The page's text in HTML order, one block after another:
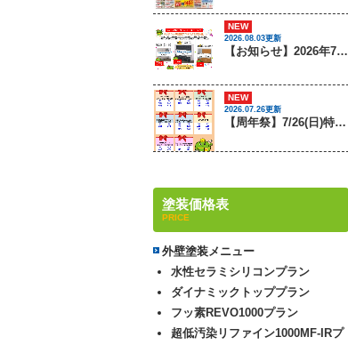
NEW
2026.08.03更新
【お知らせ】2026年7月お客様大感謝祭★キッチン人気投票ランキング 結果発表！
NEW
2026.07.26更新
【周年祭】7/26(日)特価品当選発表！
塗装価格表
PRICE
外壁塗装メニュー
水性セラミシリコンプラン
ダイナミックトッププラン
フッ素REVO1000プラン
超低汚染リファイン1000MF-IRプ